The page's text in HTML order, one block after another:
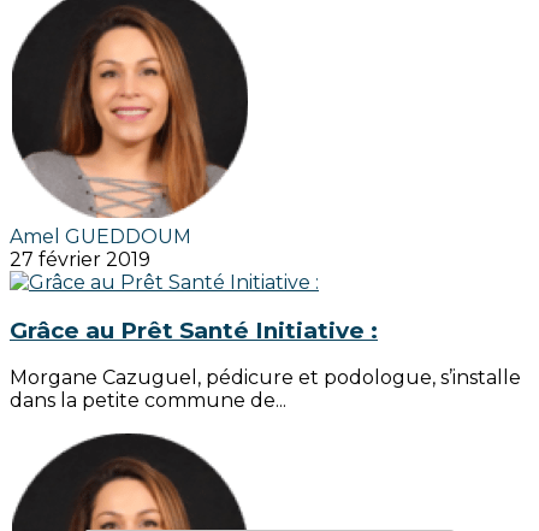
Amel GUEDDOUM
27 février 2019
Grâce au Prêt Santé Initiative :
Morgane Cazuguel, pédicure et podologue, s’installe
dans la petite commune de...